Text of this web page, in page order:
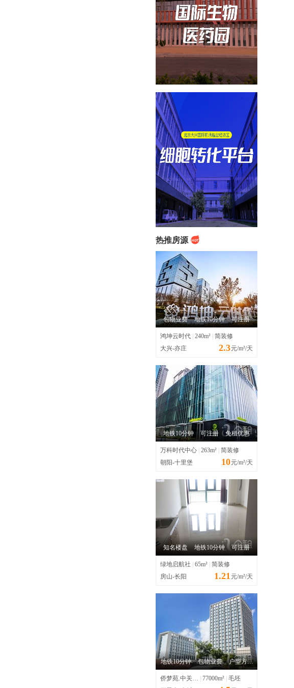
热推房源
包物业费 地铁10分钟 可注册
鸿坤云时代 | 240m² | 简装修
大兴-亦庄
2.3元/m²/天
地铁10分钟 可注册 免租优惠
万科时代中心 | 263m² | 简装修
朝阳-十里堡
10元/m²/天
知名楼盘 地铁10分钟 可注册
绿地启航社 | 65m² | 简装修
房山-长阳
1.21 元/m²/天
地铁10分钟 包物业费 户型方正
侨梦苑.中关村智造园 | 77000m² | 毛坯